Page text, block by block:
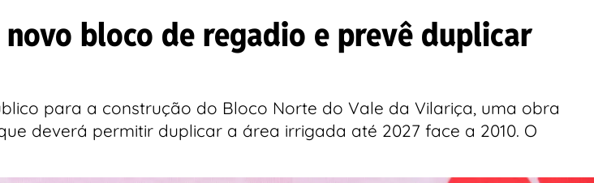
bloco de regadio e prevê duplicar
para a construção do Bloco Norte do Vale da Vilariça, uma obra
deverá permitir duplicar a área irrigada até 2027 face a 2010. O